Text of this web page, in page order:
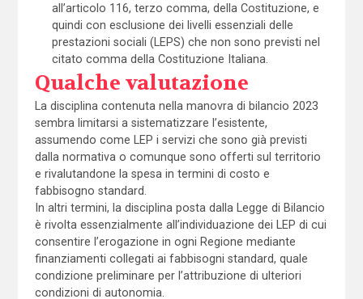
all’articolo 116, terzo comma, della Costituzione, e
quindi con esclusione dei livelli essenziali delle
prestazioni sociali (LEPS) che non sono previsti nel
citato comma della Costituzione Italiana.
Qualche valutazione
La disciplina contenuta nella manovra di bilancio 2023
sembra limitarsi a sistematizzare l’esistente,
assumendo come LEP i servizi che sono già previsti
dalla normativa o comunque sono offerti sul territorio
e rivalutandone la spesa in termini di costo e
fabbisogno standard.
In altri termini, la disciplina posta dalla Legge di Bilancio
è rivolta essenzialmente all’individuazione dei LEP di cui
consentire l’erogazione in ogni Regione mediante
finanziamenti collegati ai fabbisogni standard, quale
condizione preliminare per l’attribuzione di ulteriori
condizioni di autonomia.